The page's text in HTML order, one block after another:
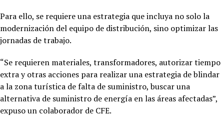
Para ello, se requiere una estrategia que incluya no solo la
modernización del equipo de distribución, sino optimizar las
jornadas de trabajo.
“Se requieren materiales, transformadores, autorizar tiempo
extra y otras acciones para realizar una estrategia de blindar
a la zona turística de falta de suministro, buscar una
alternativa de suministro de energía en las áreas afectadas”,
expuso un colaborador de CFE.